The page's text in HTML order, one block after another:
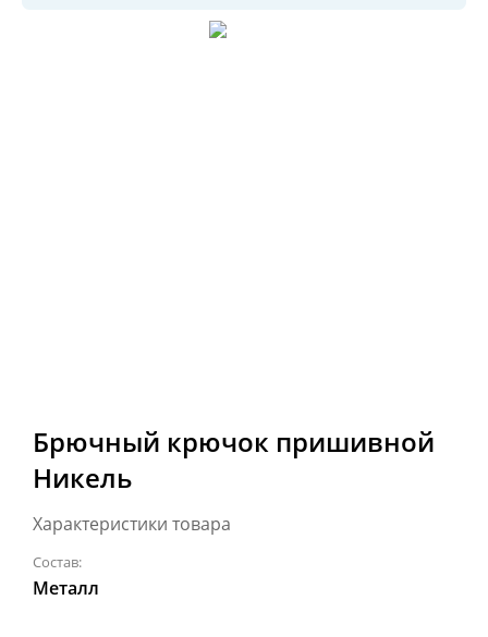
Брючный крючок пришивной
Никель
Характеристики товара
Состав:
Металл